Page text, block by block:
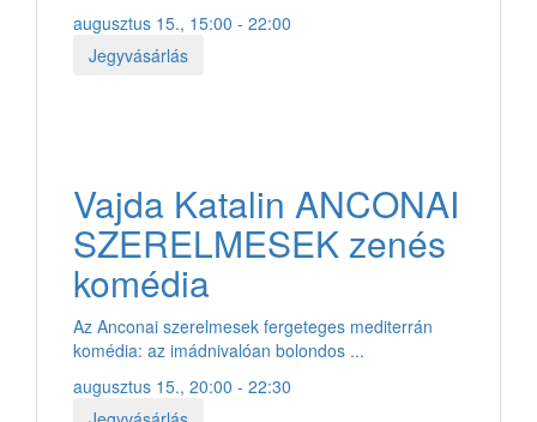
augusztus 15., 15:00 - 22:00
Jegyvásárlás
Vajda Katalin ANCONAI
SZERELMESEK zenés
komédia
Az Anconai szerelmesek fergeteges mediterrán
komédia: az imádnivalóan bolondos ...
augusztus 15., 20:00 - 22:30